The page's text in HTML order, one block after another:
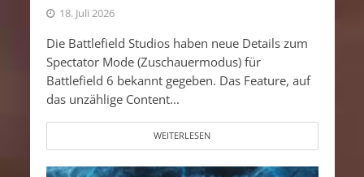
18. Juli 2026
Die Battlefield Studios haben neue Details zum
Spectator Mode (Zuschauermodus) für
Battlefield 6 bekannt gegeben. Das Feature, auf
das unzählige Content...
WEITERLESEN